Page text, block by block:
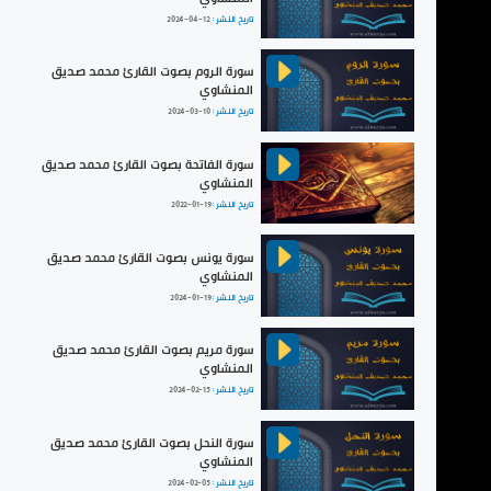
تاريخ النشر :2024-04-12
سورة الروم بصوت القارئ محمد صديق
المنشاوي
تاريخ النشر :2024-03-10
سورة الفاتحة بصوت القارئ محمد صديق
المنشاوي
تاريخ النشر :2022-01-19
سورة يونس بصوت القارئ محمد صديق
المنشاوي
تاريخ النشر :2024-01-19
سورة مريم بصوت القارئ محمد صديق
المنشاوي
تاريخ النشر :2024-02-15
سورة النحل بصوت القارئ محمد صديق
المنشاوي
تاريخ النشر :2024-02-05